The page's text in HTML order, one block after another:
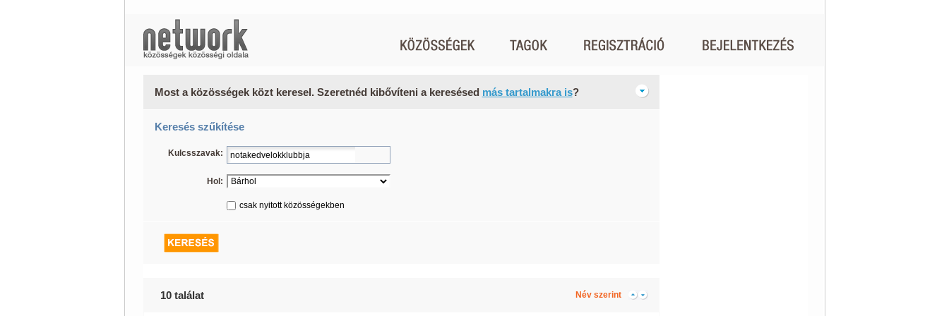
Most a közösségek közt keresel. Szeretnéd kibővíteni a keresésed más tartalmakra is?
Keresés szűkítése
Kulcsszavak:
Hol:
csak nyitott közösségekben
10 találat Név szerint